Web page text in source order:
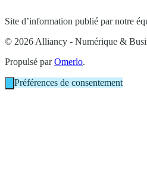
Site d’information publié par notre
© 2026 Alliancy - Numérique &
Propulsé parOmerlo.
Préférences de consentement